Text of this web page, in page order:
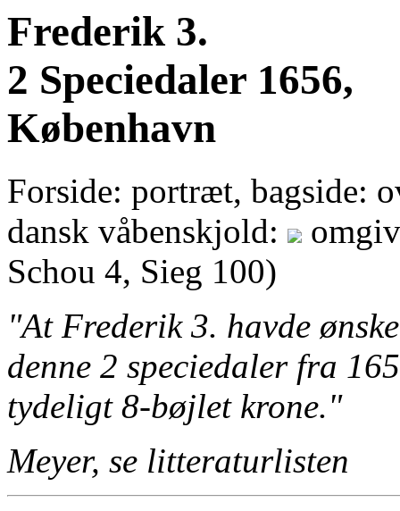
Frederik 3.
2 Speciedaler 1656,
København
Forside: portræt, bagside:
dansk våbenskjold:
Schou 4, Sieg 100)
"At Frederik 3. havde
denne 2 speciedaler fra
tydeligt 8-bøjlet krone."
Meyer, se litteraturlisten